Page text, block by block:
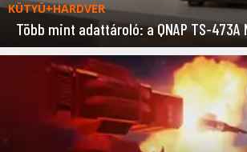
KÜTYÜ+HARDVER
Több mint adattároló: a QNAP TS-473A